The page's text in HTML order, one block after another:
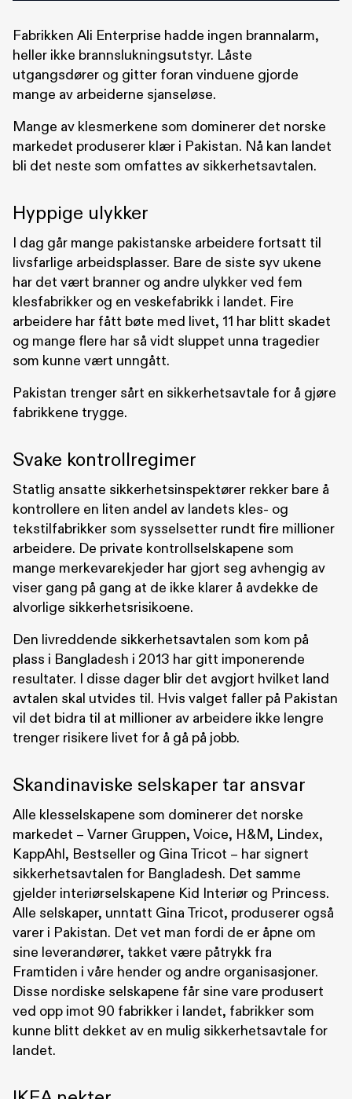
Fabrikken Ali Enterprise hadde ingen brannalarm,
heller ikke brannslukningsutstyr. Låste
utgangsdører og gitter foran vinduene gjorde
mange av arbeiderne sjanseløse.
Mange av klesmerkene som dominerer det norske
markedet produserer klær i Pakistan. Nå kan landet
bli det neste som omfattes av sikkerhetsavtalen.
Hyppige ulykker
I dag går mange pakistanske arbeidere fortsatt til
livsfarlige arbeidsplasser. Bare de siste syv ukene
har det vært branner og andre ulykker ved fem
klesfabrikker og en veskefabrikk i landet. Fire
arbeidere har fått bøte med livet, 11 har blitt skadet
og mange flere har så vidt sluppet unna tragedier
som kunne vært unngått.
Pakistan trenger sårt en sikkerhetsavtale for å gjøre
fabrikkene trygge.
Svake kontrollregimer
Statlig ansatte sikkerhetsinspektører rekker bare å
kontrollere en liten andel av landets kles- og
tekstilfabrikker som sysselsetter rundt fire millioner
arbeidere. De private kontrollselskapene som
mange merkevarekjeder har gjort seg avhengig av
viser gang på gang at de ikke klarer å avdekke de
alvorlige sikkerhetsrisikoene.
Den livreddende sikkerhetsavtalen som kom på
plass i Bangladesh i 2013 har gitt imponerende
resultater. I disse dager blir det avgjort hvilket land
avtalen skal utvides til. Hvis valget faller på Pakistan
vil det bidra til at millioner av arbeidere ikke lengre
trenger risikere livet for å gå på jobb.
Skandinaviske selskaper tar ansvar
Alle klesselskapene som dominerer det norske
markedet – Varner Gruppen, Voice, H&M, Lindex,
KappAhl, Bestseller og Gina Tricot – har signert
sikkerhetsavtalen for Bangladesh. Det samme
gjelder interiørselskapene Kid Interiør og Princess.
Alle selskaper, unntatt Gina Tricot, produserer også
varer i Pakistan. Det vet man fordi de er åpne om
sine leverandører, takket være påtrykk fra
Framtiden i våre hender og andre organisasjoner.
Disse nordiske selskapene får sine vare produsert
ved opp imot 90 fabrikker i landet, fabrikker som
kunne blitt dekket av en mulig sikkerhetsavtale for
landet.